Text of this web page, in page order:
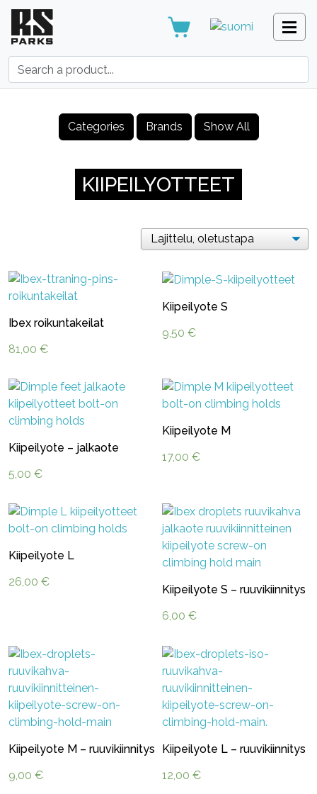
Search:
Categories Brands Show All
KIIPEILYOTTEET
Ibex roikuntakeilat
81,00 €
Kiipeilyote S
9,50 €
Kiipeilyote – jalkaote
5,00 €
Kiipeilyote M
17,00 €
Kiipeilyote L
26,00 €
Kiipeilyote S – ruuvikiinnitys
6,00 €
Kiipeilyote M – ruuvikiinnitys
9,00 €
Kiipeilyote L – ruuvikiinnitys
12,00 €